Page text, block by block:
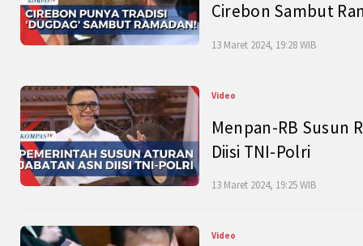
Cirebon Sambut
13 Maret 2024, 19:28 WIB
Video
Menpan-RB Susun
Diisi TNI-Polri
13 Maret 2024, 19:25 WIB
Video